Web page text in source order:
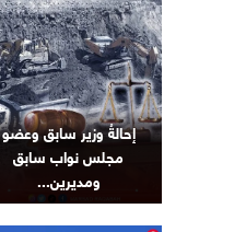
إحالةُ وزير سابق وعضو
مجلس نواب سابق
ومديرين...